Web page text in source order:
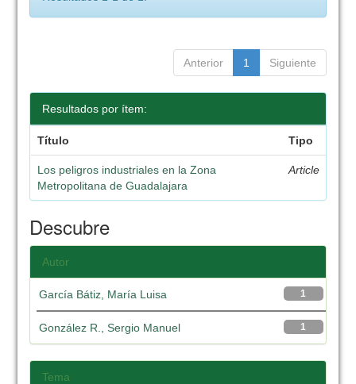
Anterior 1 Siguiente
Resultados por ítem:
Título Tipo
Los peligros industriales en la Zona
Metropolitana de Guadalajara
Article
Descubre
Autor
1
García Bátiz, María Luisa
1
González R., Sergio Manuel
Tema